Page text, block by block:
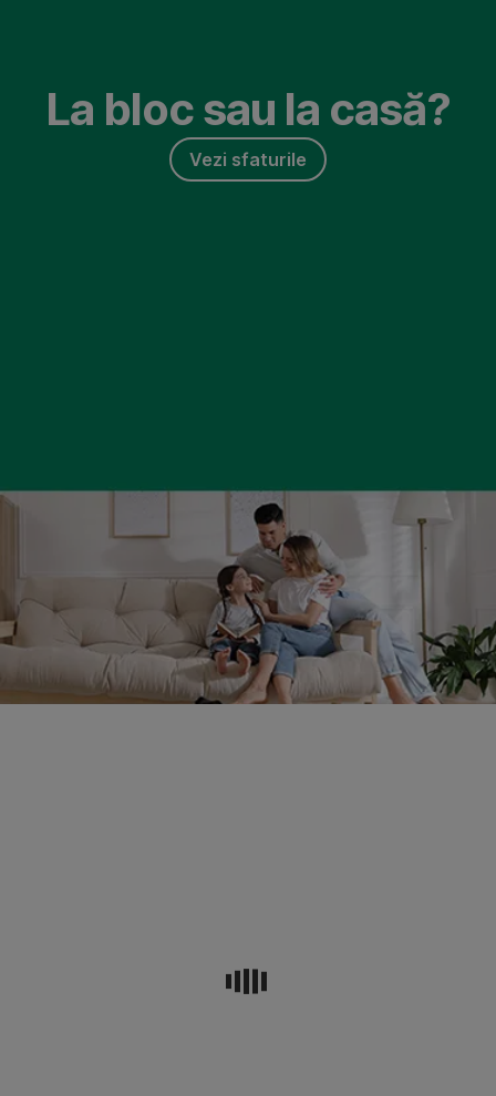
La bloc sau la casă?
Vezi sfaturile